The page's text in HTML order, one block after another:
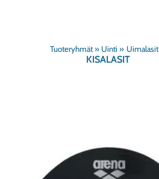
Tuoteryhmät‪» Uinti ‪» Uimalasit
KISALASIT